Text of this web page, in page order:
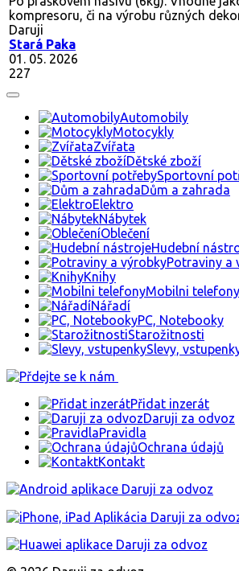
kompresoru, či na výrobu různých
Daruji
Stará Paka
01. 05. 2026
227
Automobily
Motocykly
Zvířata
Dětské zboží
Sportovní
Dům a zahrada
Elektro
Nábytek
Oblečení
Hudební
Potraviny a
Knihy
Mobilni telefony
Nářadí
PC, Notebooky
Starožitnosti
Slevy,
Přidat inzerát
Daruji za odvoz
Pravidla
Ochrana údajů
Kontakt